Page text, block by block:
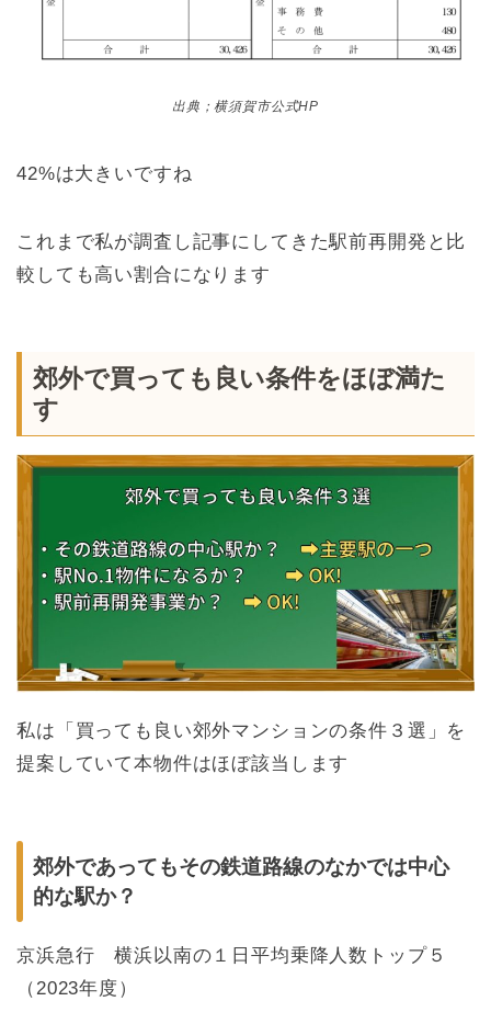
出典；横須賀市公式HP
42%は大きいですね
これまで私が調査し記事にしてきた駅前再開発と比
較しても高い割合になります
郊外で買っても良い条件をほぼ満た
す
私は「買っても良い郊外マンションの条件３選」を
提案していて本物件はほぼ該当します
郊外であってもその鉄道路線のなかでは中心
的な駅か？
京浜急行 横浜以南の１日平均乗降人数トップ５
（2023年度）